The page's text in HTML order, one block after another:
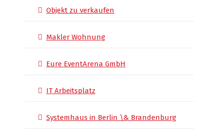
Objekt zu verkaufen
Makler Wohnung
Eure EventArena GmbH
IT Arbeitsplatz
Systemhaus in Berlin \& Brandenburg